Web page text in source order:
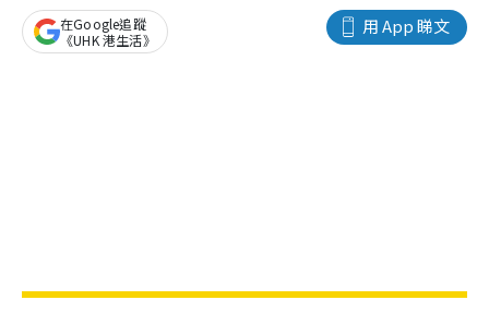
用 App 睇文
在Google追蹤
《UHK 港生活》